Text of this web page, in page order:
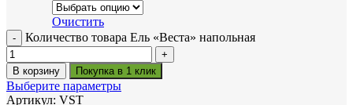
Очистить
Количество товара Ель «Веста» напольная
В корзину Покупка в 1 клик
Выберите параметры
Артикул: VST